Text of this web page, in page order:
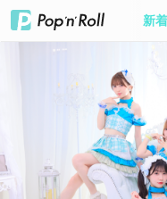
新着